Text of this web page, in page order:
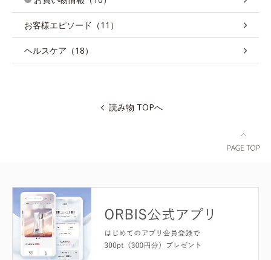
お客様エピソード（11）
ヘルスケア（18）
読み物 TOPへ